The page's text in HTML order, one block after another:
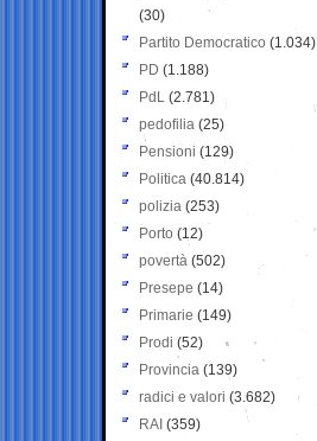
(30)
Partito Democratico (1.034)
PD (1.188)
PdL (2.781)
pedofilia (25)
Pensioni (129)
Politica (40.814)
polizia (253)
Porto (12)
povertà (502)
Presepe (14)
Primarie (149)
Prodi (52)
Provincia (139)
radici e valori (3.682)
RAI (359)